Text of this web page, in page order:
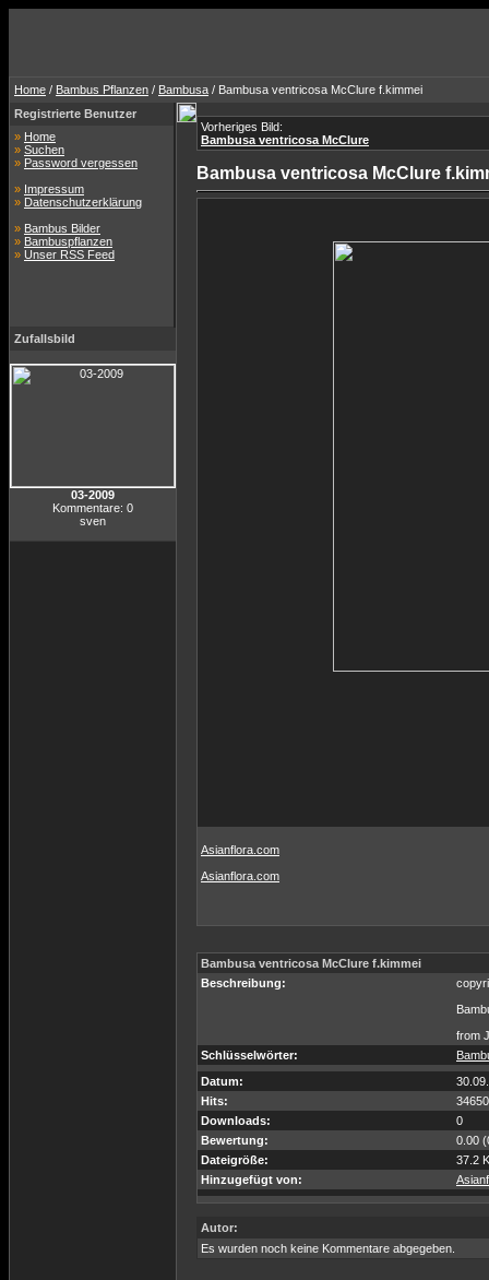
Home / Bambus Pflanzen / Bambusa / Bambusa ventricosa McClure f.kimmei
Registrierte Benutzer
» Home
» Suchen
» Password vergessen
» Impressum
» Datenschutzerklärung
» Bambus Bilder
» Bambuspflanzen
» Unser RSS Feed
Zufallsbild
03-2009
Kommentare: 0
sven
Vorheriges Bild:
Bambusa ventricosa McClure
Bambusa ventricosa McClure
Asianflora.com
Asianflora.com
Bambusa ventricosa McClure f.kimmei
Beschreibung:
from
Schlüsselwörter:
Datum:
Hits:
34650
Downloads:
0
Bewertung:
0.00
Dateigröße:
37.2
Hinzugefügt von:
Autor:
Es wurden noch keine Kommentare abgegeben.